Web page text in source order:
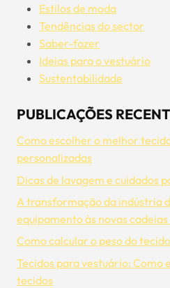
Estilos de moda
Tendências do sector
Saber-fazer
Ideias para o vestuário
Sustentabilidade
PUBLICAÇÕES
Como escolher o melhor
personalizadas
Dicas de lavagem e cuidados
A transformação da indústria
equipamento às novas
Como calcular o peso do
Tecidos para vestuário: Como
tecidos